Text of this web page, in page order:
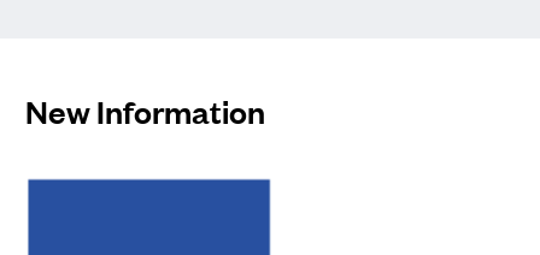
New Information